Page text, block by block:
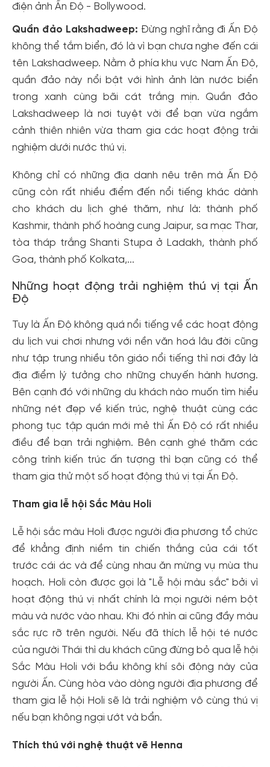
điện ảnh Ấn Độ - Bollywood.
Quần đảo Lakshadweep: Đừng nghĩ rằng đi Ấn Độ
không thể tắm biển, đó là vì bạn chưa nghe đến cái
tên Lakshadweep. Nằm ở phía khu vực Nam Ấn Độ,
quần đảo này nổi bật với hình ảnh làn nước biển
trong xanh cùng bãi cát trắng mịn. Quần đảo
Lakshadweep là nơi tuyệt vời để bạn vừa ngắm
cảnh thiên nhiên vừa tham gia các hoạt động trải
nghiệm dưới nước thú vị.
Không chỉ có những địa danh nêu trên mà Ấn Độ
cũng còn rất nhiều điểm đến nổi tiếng khác dành
cho khách du lịch ghé thăm, như là: thành phố
Kashmir, thành phố hoàng cung Jaipur, sa mạc Thar,
tòa tháp trắng Shanti Stupa ở Ladakh, thành phố
Goa, thành phố Kolkata,...
Những hoạt động trải nghiệm thú vị tại Ấn
Độ
Tuy là Ấn Độ không quá nổi tiếng về các hoạt động
du lịch vui chơi nhưng với nền văn hoá lâu đời cũng
như tập trung nhiều tôn giáo nổi tiếng thì nơi đây là
địa điểm lý tưởng cho những chuyến hành hương.
Bên cạnh đó với những du khách nào muốn tìm hiểu
những nét đẹp về kiến trúc, nghệ thuật cùng các
phong tục tập quán mới mẻ thì Ấn Độ có rất nhiều
điều để bạn trải nghiệm. Bên cạnh ghé thăm các
công trình kiến trúc ấn tượng thì bạn cũng có thể
tham gia thử một số hoạt động thú vị tại Ấn Độ.
Tham gia lễ hội Sắc Màu Holi
Lễ hội sắc màu Holi được người địa phương tổ chức
để khẳng định niềm tin chiến thắng của cái tốt
trước cái ác và để cùng nhau ăn mừng vụ mùa thu
hoạch. Holi còn được gọi là "Lễ hội màu sắc" bởi vì
hoạt động thú vị nhất chính là mọi người ném bột
màu và nước vào nhau. Khi đó nhìn ai cũng đầy màu
sắc rực rỡ trên người. Nếu đã thích lễ hội té nước
của người Thái thì du khách cũng đừng bỏ qua lễ hội
Sắc Màu Holi với bầu không khí sôi động này của
người Ấn. Cùng hòa vào dòng người địa phương để
tham gia lễ hội Holi sẽ là trải nghiệm vô cùng thú vị
nếu bạn không ngại ướt và bẩn.
Thích thú với nghệ thuật vẽ Henna